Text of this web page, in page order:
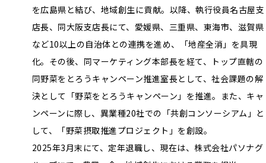
を広島県と結び、地域創生に貢献。以降、執行役員名古屋支
店長、同大阪支店長にて、愛媛県、三重県、東海市、滋賀県
など10以上の自治体との連携を進め、「地産全消」を具現
化。その後、同マーケティング本部長を経て、トップ直轄の
同野菜をとろうキャンペーン推進室長として、社会課題の解
決として「野菜をとろうキャンペーン」を推進。また、キャ
ンペーンに際し、異業種20社での「共創コンソーシアム」と
して、「野菜摂取推進プロジェクト」を創設。
2025年3月末にて、定年退職し、現在は、株式会社パソナグ